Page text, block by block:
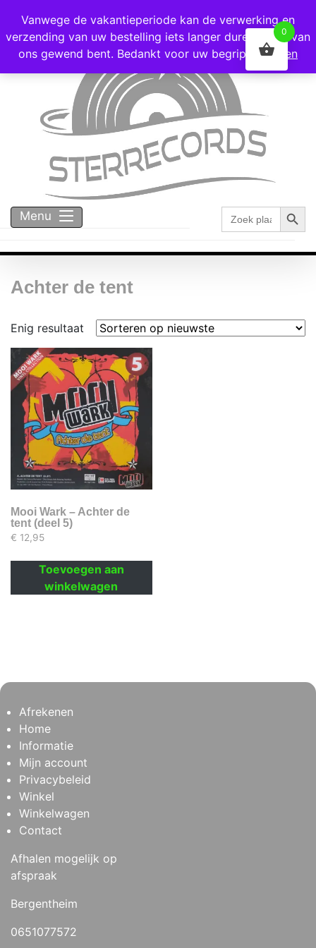
Voor 16:00 besteld = vandaag verzonden!
Menu
Zoek
naar:
Achter de tent
Enig resultaat
Mooi Wark – Achter de
tent (deel 5)
€ 12,95
Toevoegen aan
winkelwagen
Afrekenen
Home
Informatie
Mijn account
Privacybeleid
Winkel
Winkelwagen
Contact
Afhalen mogelijk op
afspraak
Bergentheim
0651077572
Vanwege de vakantieperiode kan de verwerking en
verzending van uw bestelling iets langer duren dan u van
ons gewend bent. Bedankt voor uw begrip!
Negeren
0